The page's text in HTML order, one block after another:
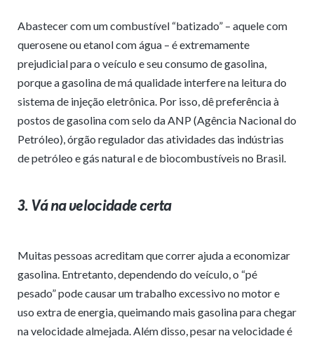
Abastecer com um combustível “batizado” – aquele com
querosene ou etanol com água – é extremamente
prejudicial para o veículo e seu consumo de gasolina,
porque a gasolina de má qualidade interfere na leitura do
sistema de injeção eletrônica. Por isso, dê preferência à
postos de gasolina com selo da ANP (Agência Nacional do
Petróleo), órgão regulador das atividades das indústrias
de petróleo e gás natural e de biocombustíveis no Brasil.
3. Vá na velocidade certa
Muitas pessoas acreditam que correr ajuda a economizar
gasolina. Entretanto, dependendo do veículo, o “pé
pesado” pode causar um trabalho excessivo no motor e
uso extra de energia, queimando mais gasolina para chegar
na velocidade almejada. Além disso, pesar na velocidade é